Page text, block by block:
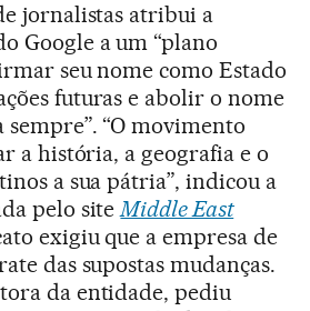
jornalistas atribui a
Google a um “plano
seu nome como Estado
futuras e abolir o nome
“O movimento
a história, a geografia e o
a sua pátria”, indicou a
pelo siteMiddle East
exigiu que a empresa de
das supostas mudanças.
da entidade, pediu